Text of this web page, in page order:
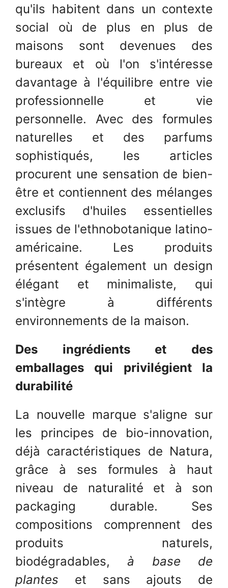
qu'ils habitent dans un contexte
social où de plus en plus de
maisons sont devenues des
bureaux et où l'on s'intéresse
davantage à l'équilibre entre vie
professionnelle et vie
personnelle. Avec des formules
naturelles et des parfums
sophistiqués, les articles
procurent une sensation de bien-
être et contiennent des mélanges
exclusifs d'huiles essentielles
issues de l'ethnobotanique latino-
américaine. Les produits
présentent également un design
élégant et minimaliste, qui
s'intègre à différents
environnements de la maison.
Des ingrédients et des
emballages qui privilégient la
durabilité
La nouvelle marque s'aligne sur
les principes de bio-innovation,
déjà caractéristiques de Natura,
grâce à ses formules à haut
niveau de naturalité et à son
packaging durable. Ses
compositions comprennent des
produits naturels,
biodégradables,à base de
plantes et sans ajouts de